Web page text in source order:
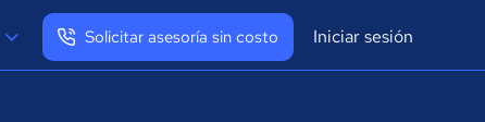
Solicitar asesoría sin costo Iniciar sesión